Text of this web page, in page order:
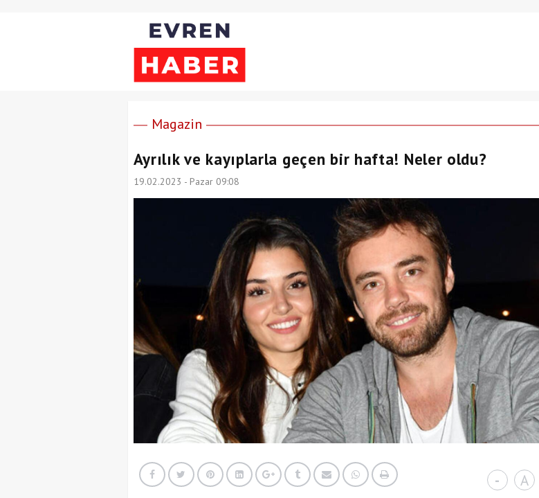
Magazin
Ayrılık ve kayıplarla geçen bir hafta! Neler oldu?
19.02.2023 - Pazar 09:08
- A